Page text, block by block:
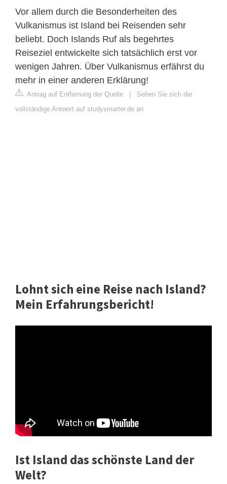
Vor allem durch die Besonderheiten des
Vulkanismus ist Island bei Reisenden sehr
beliebt. Doch Islands Ruf als begehrtes
Reiseziel entwickelte sich tatsächlich erst vor
wenigen Jahren. Über Vulkanismus erfährst du
mehr in einer anderen Erklärung!
Antrag auf Entfernung der Quelle
Sehen Sie sich die
vollständige Antwort auf studysmarter.de an
Lohnt sich eine Reise nach Island?
Mein Erfahrungsbericht!
Ist Island das schönste Land der
Welt?